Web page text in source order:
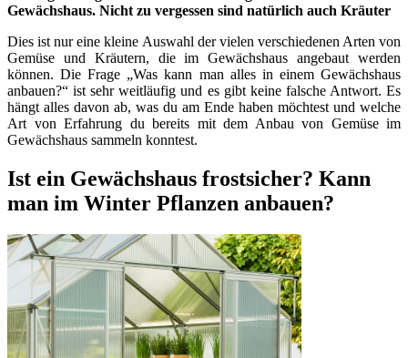
Gewächshaus. Nicht zu vergessen sind natürlich auch Kräuter
Dies ist nur eine kleine Auswahl der vielen verschiedenen Arten von
Gemüse und Kräutern, die im Gewächshaus angebaut werden
können. Die Frage „Was kann man alles in einem Gewächshaus
anbauen?“ ist sehr weitläufig und es gibt keine falsche Antwort. Es
hängt alles davon ab, was du am Ende haben möchtest und welche
Art von Erfahrung du bereits mit dem Anbau von Gemüse im
Gewächshaus sammeln konntest.
Ist ein Gewächshaus frostsicher? Kann
man im Winter Pflanzen anbauen?